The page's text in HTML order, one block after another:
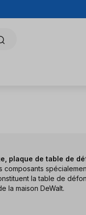
plaque de table de
composants
la table de
la maison DeWalt.